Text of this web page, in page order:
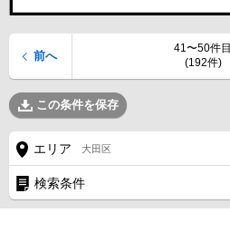
41〜50件目
(192件)
前へ
この条件を保存
エリア 大田区
検索条件